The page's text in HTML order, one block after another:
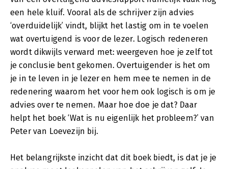
een hele kluif. Vooral als de schrijver zijn advies
‘overduidelijk’ vindt, blijkt het lastig om in te voelen
wat overtuigend is voor de lezer. Logisch redeneren
wordt dikwijls verward met: weergeven hoe je zelf tot
je conclusie bent gekomen. Overtuigender is het om
je in te leven in je lezer en hem mee te nemen in de
redenering waarom het voor hem ook logisch is om je
advies over te nemen. Maar hoe doe je dat? Daar
helpt het boek ‘Wat is nu eigenlijk het probleem?’ van
Peter van Loevezijn bij.
Het belangrijkste inzicht dat dit boek biedt, is dat je je